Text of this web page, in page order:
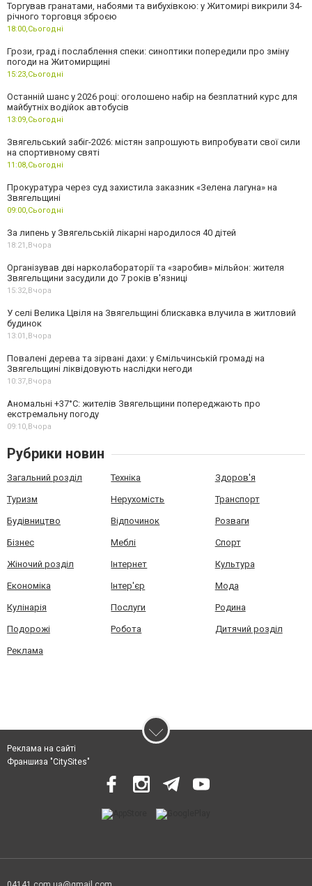
Торгував гранатами, набоями та вибухівкою: у Житомирі викрили 34-
річного торговця зброєю
18:00,Сьогодні
Грози, град і послаблення спеки: синоптики попередили про зміну
погоди на Житомирщині
15:23,Сьогодні
Останній шанс у 2026 році: оголошено набір на безплатний курс для
майбутніх водійок автобусів
13:09,Сьогодні
Звягельський забіг-2026: містян запрошують випробувати свої сили
на спортивному святі
11:08,Сьогодні
Прокуратура через суд захистила заказник «Зелена лагуна» на
Звягельщині
09:00,Сьогодні
За липень у Звягельській лікарні народилося 40 дітей
18:21, Вчора
Організував дві нарколабораторії та «заробив» мільйон: жителя
Звягельщини засудили до 7 років в'язниці
15:32, Вчора
У селі Велика Цвіля на Звягельщині блискавка влучила в житловий
будинок
13:01, Вчора
Повалені дерева та зірвані дахи: у Ємільчинській громаді на
Звягельщині ліквідовують наслідки негоди
10:37, Вчора
Аномальні +37°C: жителів Звягельщини попереджають про
екстремальну погоду
09:10, Вчора
Рубрики новин
Загальний розділ Техніка Здоров'я
Туризм Нерухомість Транспорт
Будівництво Відпочинок Розваги
Бізнес Меблі Спорт
Жіночий розділ Інтернет Культура
Економіка Інтер'єр Мода
Кулінарія Послуги Родина
Подорожі Робота Дитячий розділ
Реклама
Реклама на сайті
Франшиза "CitySites"